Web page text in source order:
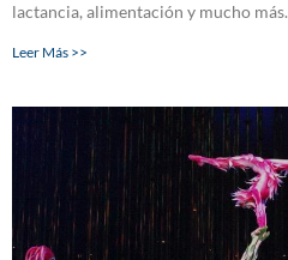
lactancia, alimentación y mucho más.
Leer Más >>